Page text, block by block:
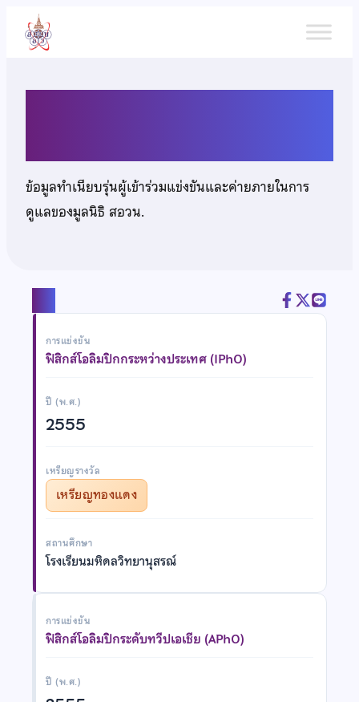
เนื้อหา
ข้อมูลทำเนียบรุ่นผู้เข้าร่วมแข่งขันและค่ายภายในการ
ดูแลของมูลนิธิ สอวน.
การแข่งขัน
ฟิสิกส์โอลิมปิกกระหว่างประเทศ (IPhO)
ปี (พ.ศ.)
2555
เหรียญรางวัล
เหรียญทองแดง
สถานศึกษา
โรงเรียนมหิดลวิทยานุสรณ์
การแข่งขัน
ฟิสิกส์โอลิมปิกระดับทวีปเอเชีย (APhO)
ปี (พ.ศ.)